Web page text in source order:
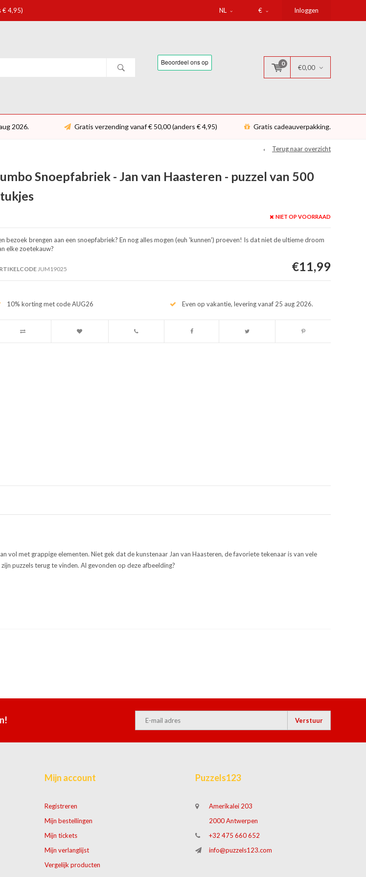
€ 4,95) NL € Inloggen
0
€0,00
2026. Gratis verzending vanaf € 50,00 (anders € 4,95) Gratis cadeauverpakking.
Terug naar overzicht
Snoepfabriek - Jan van Haasteren - puzzel van 500
NIET OP VOORRAAD
bezoek brengen aan een snoepfabriek? En nog alles mogen (euh 'kunnen') proeven! Is dat niet de ultieme droom
elke zoetekauw?
JUM19025 €11,99
10% korting met code AUG26 Even op vakantie, levering vanaf 25 aug 2026.
vol met grappige elementen. Niet gek dat de kunstenaar Jan van Haasteren, de favoriete tekenaar is van vele
puzzels terug te vinden. Al gevonden op deze afbeelding?
Verstuur
Mijn account
Registreren
Mijn bestellingen
Mijn tickets
Mijn verlanglijst
Vergelijk producten
Puzzels123
Amerikalei 203
2000 Antwerpen
+32 475 660 652
info@puzzels123.com